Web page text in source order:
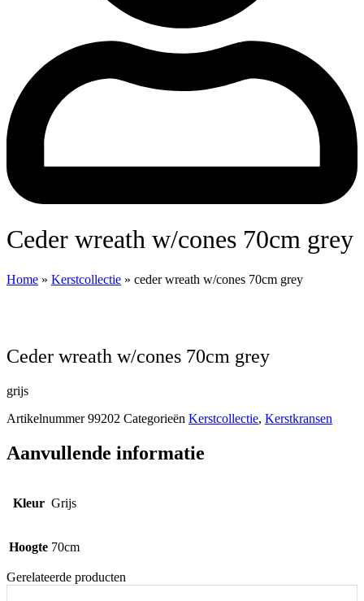
ceder wreath w/cones 70cm grey
Home » Kerstcollectie » ceder wreath w/cones 70cm grey
ceder wreath w/cones 70cm grey
grijs
Artikelnummer99202 Categorieën Kerstcollectie, Kerstkransen
Aanvullende informatie
Kleur Grijs
Hoogte 70cm
Gerelateerde producten